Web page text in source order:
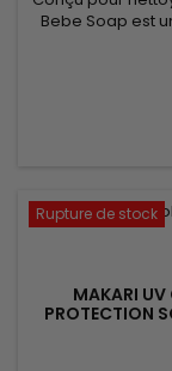
Bebe Soap est
douce (Prunus
et l’extrait de
adoucir la
Rupture de stock
MAKARI UV
PROTECTION